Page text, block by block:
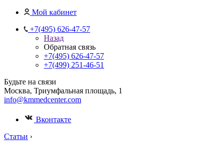
Мой кабинет
+7(495) 626-47-57
Назад
Обратная связь
+7(495) 626-47-57
+7(499) 251-46-51
Будьте на связи
Москва, Триумфальная площадь, 1
info@kmmedcenter.com
Вконтакте
Статьи ›